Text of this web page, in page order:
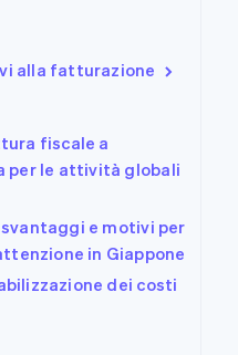
alla fatturazione
fiscale a
per le attività globali
e motivi per
in Giappone
dei costi